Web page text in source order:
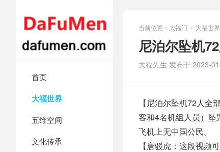
首页
大福世界
五维空间
文化传承
当前位置： 大福门 > 大福世界
尼泊尔坠机
大福先生 发布于 2023-
【尼泊尔坠机72人
客和4名机组人员）
飞机上无中国公民。
【唐驳虎：这段视频